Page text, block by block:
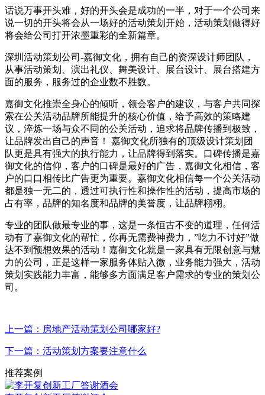
话说万事开头难，好的开头会是成功的一半，对于一个公司来
说一切的开头将会从一场好的活动策划开始，活动策划做得好
将会给公司打开浓墨重彩的全新篇章。
深圳活动策划公司-嘉御文化，拥有自己的资深设计师团队，
从事活动策划、演出礼仪、舞美设计、展台设计、展台搭建方
面的服务，服务过的企业数不胜数。
嘉御文化推崇全身心的倾听，领会客户的建议，与客户共同探
索在公关活动品牌所能提升的核心价值，给予高效的策略建
议，淬炼一场与众不同的公关活动，追求将品牌传播到极致，
让品牌发出自己的声音！ 嘉御文化所独有的顶级设计策划团
队更是具有强大的执行能力，让品牌得到落实。口碑传播是嘉
御文化的信仰，客户的口碑是最好的广告，嘉御文化相信，客
户的口口相传比广告更为重要。嘉御文化相信每一个公关活动
都是独一无二的，透过可执行性和操作性的活动，提高市场的
占有率，品牌的知名度和品牌的美誉度，让品牌栩栩。
专业的团队做最专业的事，这是一条恒古不变的道理，任何活
动有了嘉御文化的帮忙，你再无需费神费力，”吃力不讨好”做
达不到预想效果的活动！嘉御文化就是一家具有无限创意与魅
力的公司，正是这样一家服务体贴入微，业务能力强大，活动
策划实践能力丰富，能够多方面满足客户需求的专业的策划公
司。
上一篇：房地产活动策划公司哪家好?
下一篇：活动策划方案要注意什么
推荐案例